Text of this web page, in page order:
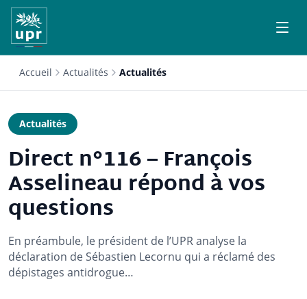
Accueil Actualités Actualités
Actualités
Direct n°116 – François
Asselineau répond à vos
questions
En préambule, le président de l’UPR analyse la
déclaration de Sébastien Lecornu qui a réclamé des
dépistages antidrogue…